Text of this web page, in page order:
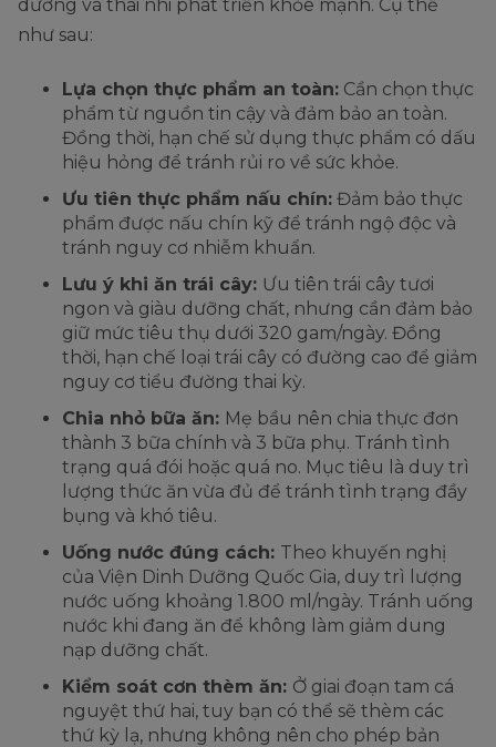
dưỡng và thai nhi phát triển khỏe mạnh. Cụ thể
như sau:
Lựa chọn thực phẩm an toàn: Cần chọn thực
phẩm từ nguồn tin cậy và đảm bảo an toàn.
Đồng thời, hạn chế sử dụng thực phẩm có dấu
hiệu hỏng để tránh rủi ro về sức khỏe.
Ưu tiên thực phẩm nấu chín: Đảm bảo thực
phẩm được nấu chín kỹ để tránh ngộ độc và
tránh nguy cơ nhiễm khuẩn.
Lưu ý khi ăn trái cây: Ưu tiên trái cây tươi
ngon và giàu dưỡng chất, nhưng cần đảm bảo
giữ mức tiêu thụ dưới 320 gam/ngày. Đồng
thời, hạn chế loại trái cây có đường cao để giảm
nguy cơ tiểu đường thai kỳ.
Chia nhỏ bữa ăn: Mẹ bầu nên chia thực đơn
thành 3 bữa chính và 3 bữa phụ. Tránh tình
trạng quá đói hoặc quá no. Mục tiêu là duy trì
lượng thức ăn vừa đủ để tránh tình trạng đầy
bụng và khó tiêu.
Uống nước đúng cách: Theo khuyến nghị
của Viện Dinh Dưỡng Quốc Gia, duy trì lượng
nước uống khoảng 1.800 ml/ngày. Tránh uống
nước khi đang ăn để không làm giảm dung
nạp dưỡng chất.
Kiểm soát cơn thèm ăn: Ở giai đoạn tam cá
nguyệt thứ hai, tuy bạn có thể sẽ thèm các
thứ kỳ lạ, nhưng không nên cho phép bản